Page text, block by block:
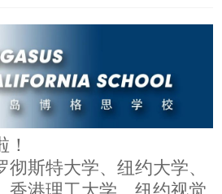
斯特大学、纽约大学、
香港理工大学、纽约视觉